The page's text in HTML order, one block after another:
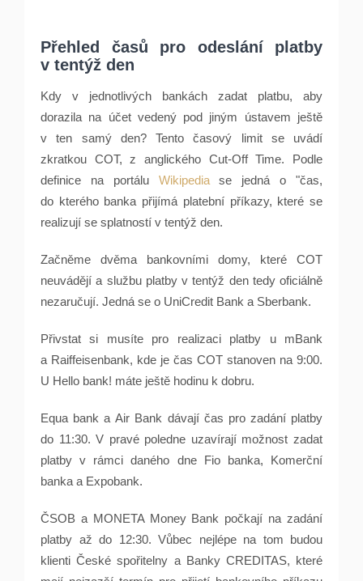
Přehled časů pro odeslání platby
v tentýž den
Kdy v jednotlivých bankách zadat platbu, aby
dorazila na účet vedený pod jiným ústavem ještě
v ten samý den? Tento časový limit se uvádí
zkratkou COT, z anglického Cut-Off Time. Podle
definice na portálu Wikipediase jedná o "čas,
do kterého banka přijímá platební příkazy, které se
realizují se splatností v tentýž den.
Začněme dvěma bankovními domy, které COT
neuvádějí a službu platby v tentýž den tedy oficiálně
nezaručují. Jedná se o UniCredit Bank a Sberbank.
Přivstat si musíte pro realizaci platby u mBank
a Raiffeisenbank, kde je čas COT stanoven na 9:00.
U Hello bank! máte ještě hodinu k dobru.
Equa bank a Air Bank dávají čas pro zadání platby
do 11:30. V pravé poledne uzavírají možnost zadat
platby v rámci daného dne Fio banka, Komerční
banka a Expobank.
ČSOB a MONETA Money Bank počkají na zadání
platby až do 12:30. Vůbec nejlépe na tom budou
klienti České spořitelny a Banky CREDITAS, které